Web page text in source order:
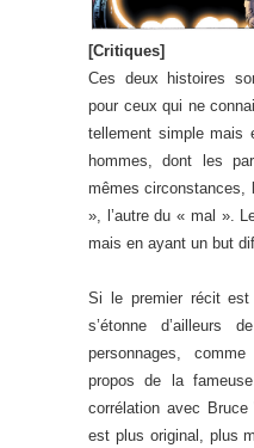
[Critiques]
Ces deux histoires
pour ceux qui ne
tellement simple mais
hommes, dont les
mêmes circonstances,
», l’autre du « mal ».
mais en ayant un but
Si le premier récit est
s’étonne d’ailleurs
personnages,
propos de la
corrélation avec
est plus original, plus